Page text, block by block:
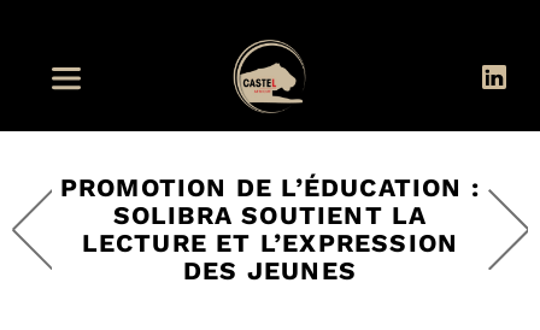
PROMOTION DE L’ÉDUCATION :
SOLIBRA SOUTIENT LA
LECTURE ET L’EXPRESSION
DES JEUNES